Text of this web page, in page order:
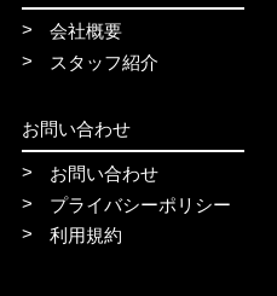
会社概要
スタッフ紹介
お問い合わせ
お問い合わせ
プライバシーポリシー
利用規約